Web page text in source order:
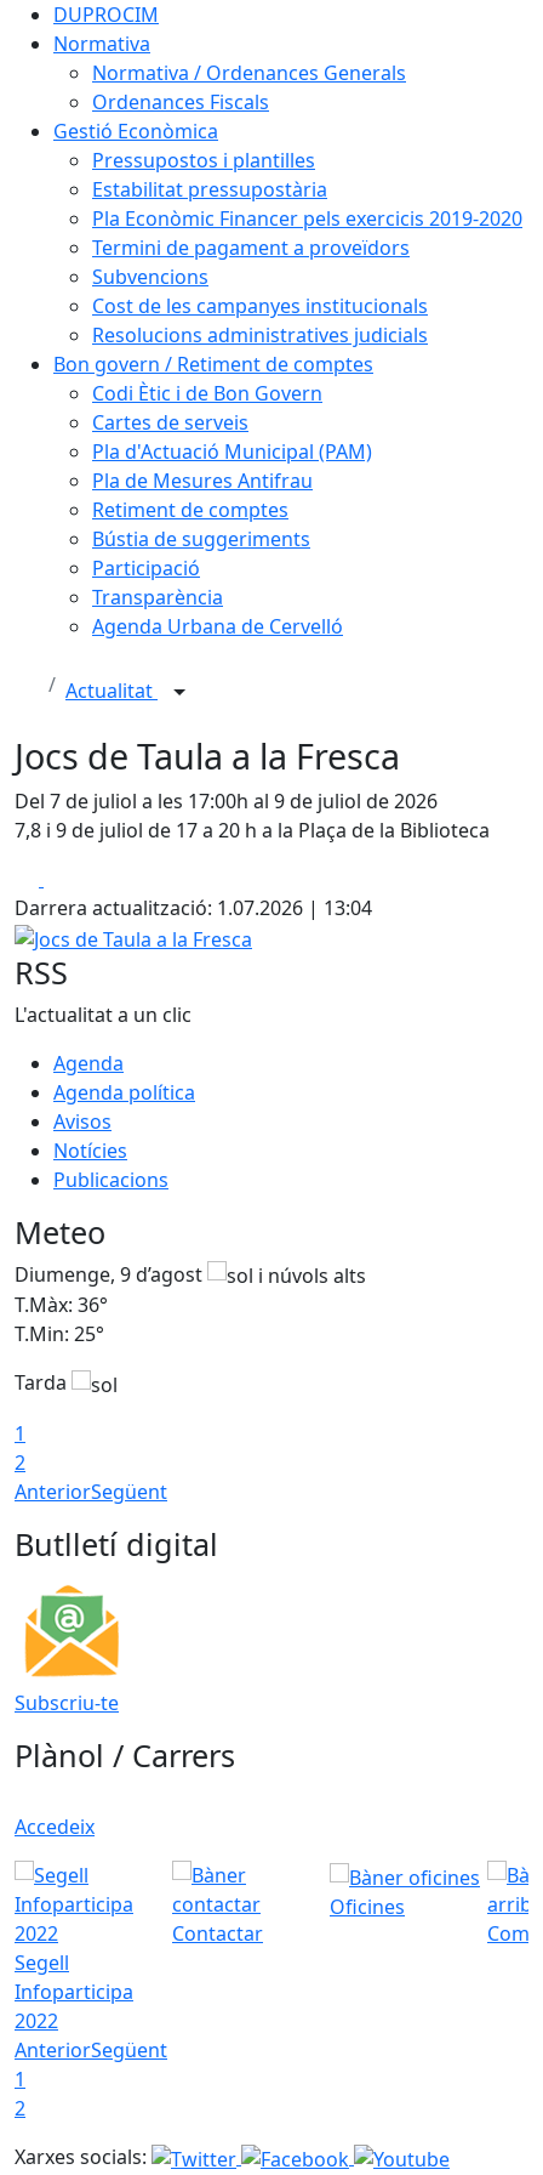
DUPROCIM
Normativa
Normativa / Ordenances Generals
Ordenances Fiscals
Gestió Econòmica
Pressupostos i plantilles
Estabilitat pressupostària
Pla Econòmic Financer pels exercicis 2019-2020
Termini de pagament a proveïdors
Subvencions
Cost de les campanyes institucionals
Resolucions administratives judicials
Bon govern / Retiment de comptes
Codi Ètic i de Bon Govern
Cartes de serveis
Pla d'Actuació Municipal (PAM)
Pla de Mesures Antifrau
Retiment de comptes
Bústia de suggeriments
Participació
Transparència
Agenda Urbana de Cervelló
Actualitat
Jocs de Taula a la Fresca
Del 7 de juliol a les 17:00h al 9 de juliol de 2026
7,8 i 9 de juliol de 17 a 20 h a la Plaça de la Biblioteca
Darrera actualització: 1.07.2026 | 13:04
Jocs de Taula a la Fresca
RSS
L'actualitat a un clic
Agenda
Agenda política
Avisos
Notícies
Publicacions
Meteo
Diumenge, 9 d’agost
T.Màx: 36°
T.Min: 25°
Tarda
1
2
AnteriorSegüent
Butlletí digital
Subscriu-te
Plànol / Carrers
Accedeix
Segell
Infoparticipa
2022
Contactar
Oficines
Com
AnteriorSegüent
1
2
Xarxes socials: